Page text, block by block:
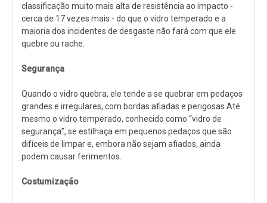
classificação muito mais alta de resistência ao impacto -
cerca de 17 vezes mais - do que o vidro temperado e a
maioria dos incidentes de desgaste não fará com que ele
quebre ou rache.
Segurança
Quando o vidro quebra, ele tende a se quebrar em pedaços
grandes e irregulares, com bordas afiadas e perigosas.Até
mesmo o vidro temperado, conhecido como “vidro de
segurança”, se estilhaça em pequenos pedaços que são
difíceis de limpar e, embora não sejam afiados, ainda
podem causar ferimentos.
Costumização